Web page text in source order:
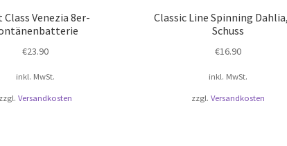
Class Venezia 8er-
€23.90
inkl. MwSt.
zzgl.Versandkosten
Classic Line Spinning
Schuss
€16.90
inkl. MwSt.
zzgl. Versandkosten